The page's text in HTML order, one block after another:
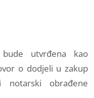
utvrđena kao
o dodjeli u zakup
obrađene